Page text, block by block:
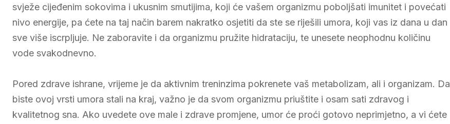
svježe cijeđenim sokovima i ukusnim smutijima, koji će vašem organizmu poboljšati imunitet i povećati
nivo energije, pa ćete na taj način barem nakratko osjetiti da ste se riješili umora, koji vas iz dana u dan
sve više iscrpljuje. Ne zaboravite i da organizmu pružite hidrataciju, te unesete neophodnu količinu
vode svakodnevno.
Pored zdrave ishrane, vrijeme je da aktivnim treninzima pokrenete vaš metabolizam, ali i organizam. Da
biste ovoj vrsti umora stali na kraj, važno je da svom organizmu priuštite i osam sati zdravog i
kvalitetnog sna. Ako uvedete ove male i zdrave promjene, umor će proći gotovo neprimjetno, a vi ćete